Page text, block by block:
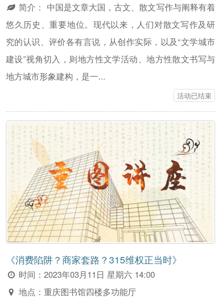
简介： 中国是文章大国，古文、散文写作与阐释有着
悠久历史、重要地位。现代以来，人们对散文写作及研
究的认识、评价各有言说，从创作实际，以及“文学城市
建设”视角切入，则地方性文学活动、地方性散文书写与
地方城市形象建构，是一...
活动已结束
《消费陷阱？商家套路？315维权正当时》
时间：2023年03月11日 星期六 14:00
地点：重庆图书馆四楼多功能厅